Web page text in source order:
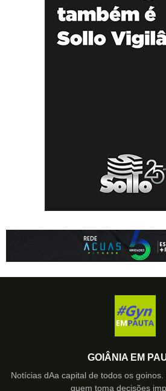
GOIÂNIA EM
Notícias dAa capital de todos os
quem toma decisões